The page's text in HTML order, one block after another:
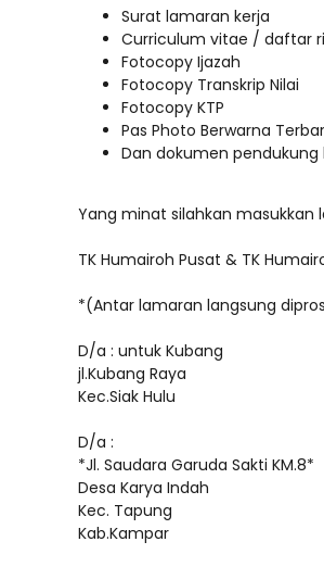
Surat lamaran kerja
Curriculum vitae / daftar
Fotocopy Ijazah
Fotocopy Transkrip Nilai
Fotocopy KTP
Pas Photo Berwarna
Dan dokumen pendukung
Yang minat silahkan masukkan
TK Humairoh Pusat & TK
*(Antar lamaran langsung
D/a : untuk Kubang
jl.Kubang Raya
Kec.Siak Hulu
D/a :
*Jl. Saudara Garuda Sakti KM.8*
Desa Karya Indah
Kec. Tapung
Kab.Kampar